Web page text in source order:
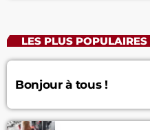
LES PLUS POPULAIRES
Bonjour à tous !